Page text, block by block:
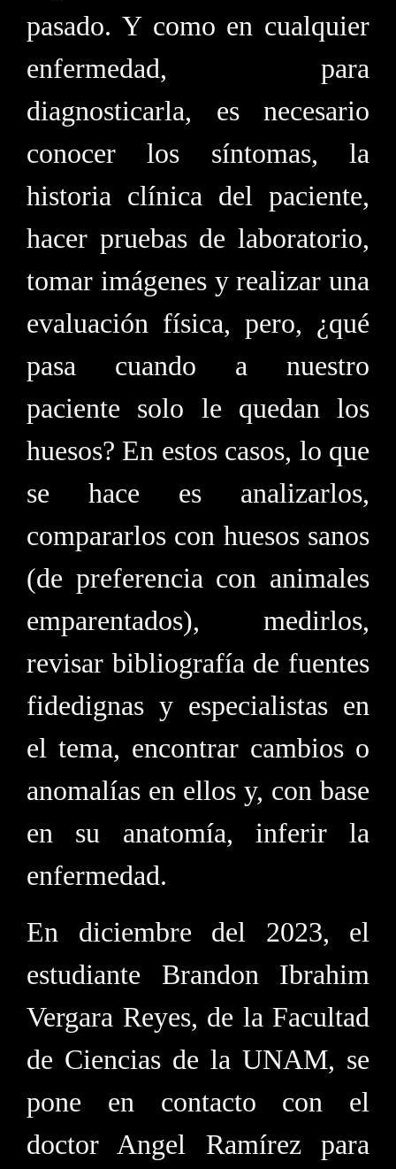
pasado. Y como en cualquier
enfermedad, para
diagnosticarla, es necesario
conocer los síntomas, la
historia clínica del paciente,
hacer pruebas de laboratorio,
tomar imágenes y realizar una
evaluación física, pero, ¿qué
pasa cuando a nuestro
paciente solo le quedan los
huesos? En estos casos, lo que
se hace es analizarlos,
compararlos con huesos sanos
(de preferencia con animales
emparentados), medirlos,
revisar bibliografía de fuentes
fidedignas y especialistas en
el tema, encontrar cambios o
anomalías en ellos y, con base
en su anatomía, inferir la
enfermedad.
En diciembre del 2023, el
estudiante Brandon Ibrahim
Vergara Reyes, de la Facultad
de Ciencias de la UNAM, se
pone en contacto con el
doctor Angel Ramírez para